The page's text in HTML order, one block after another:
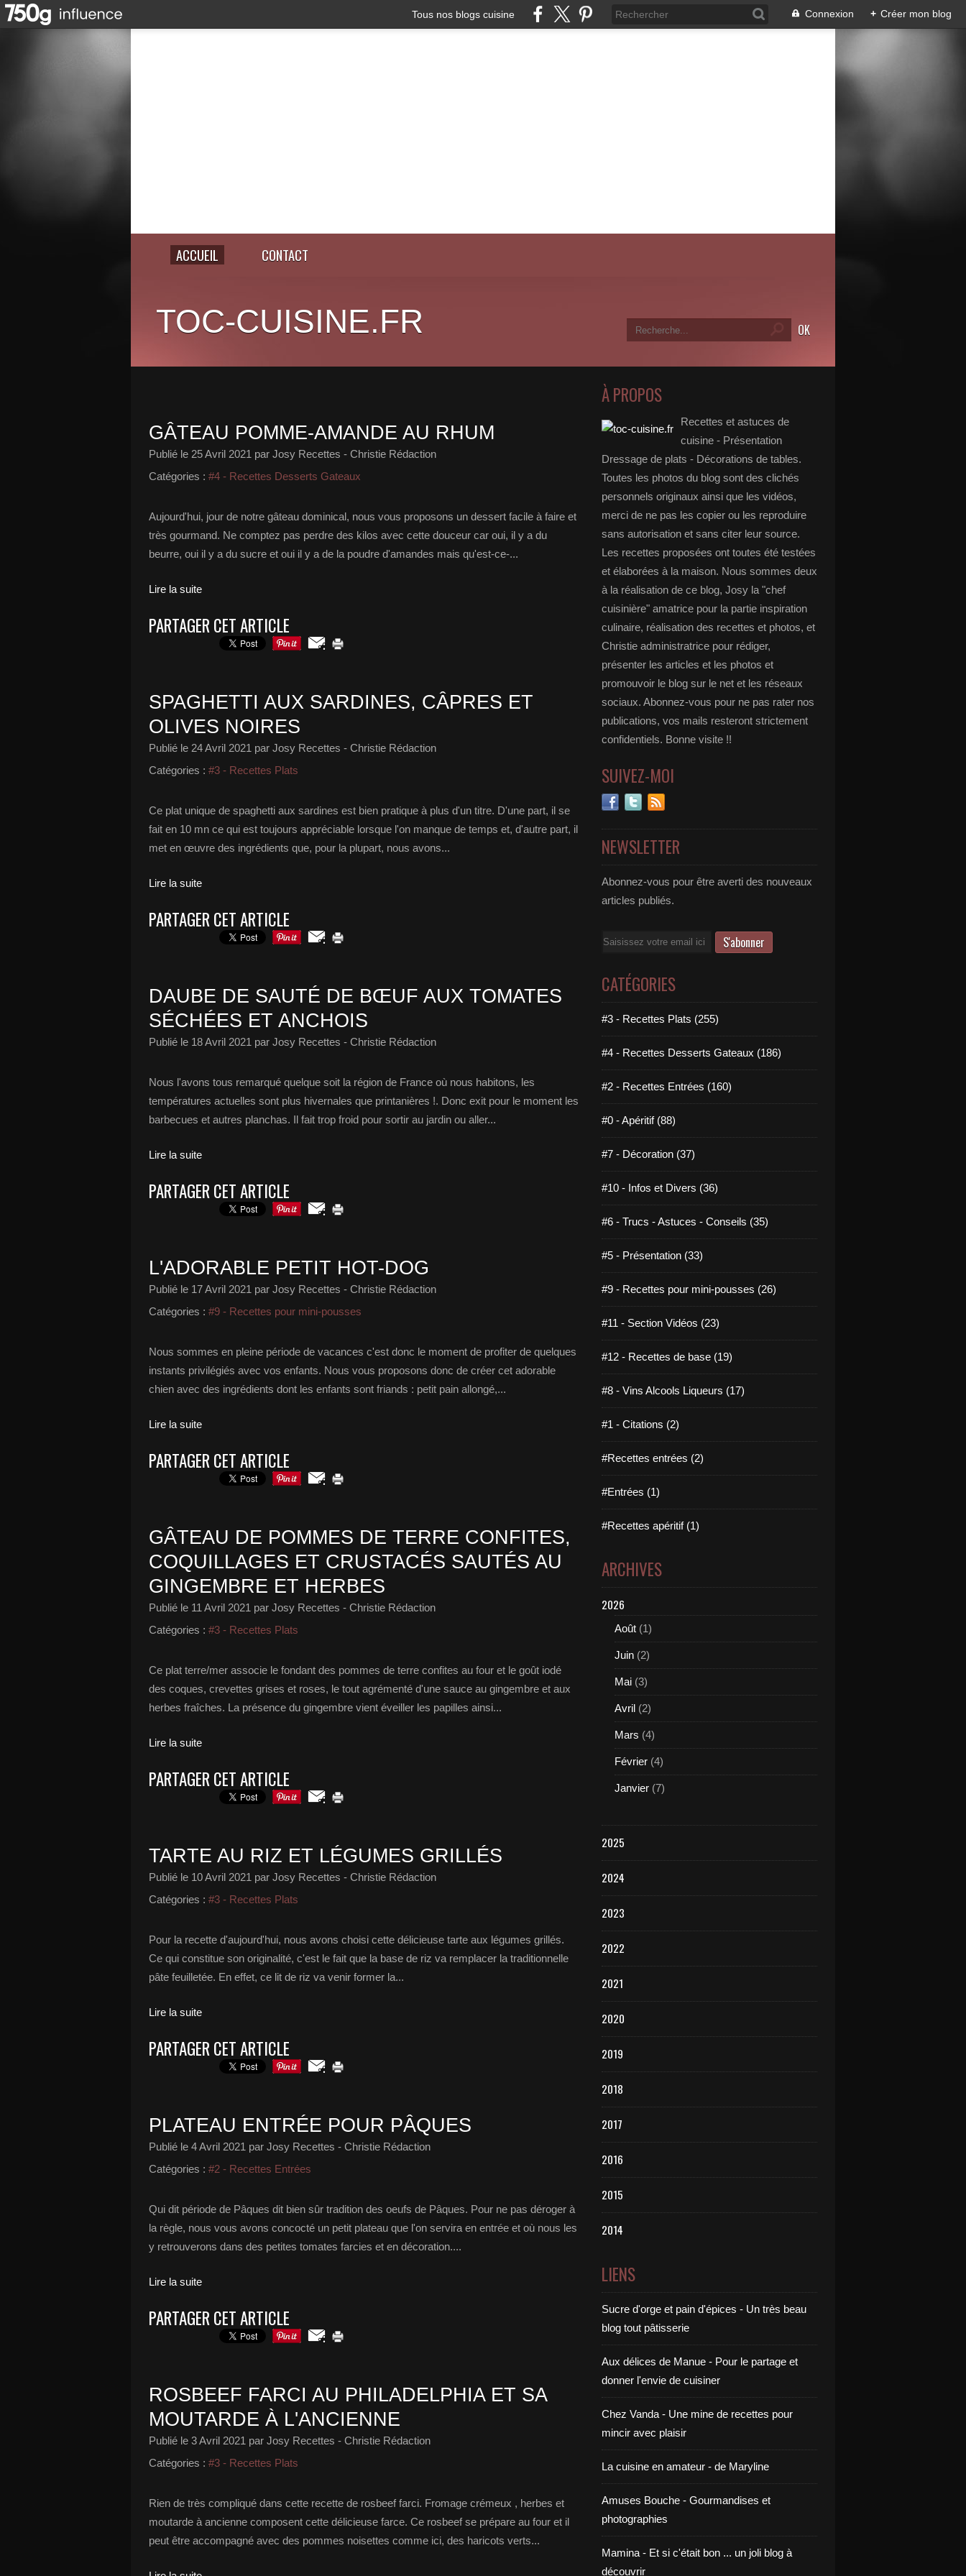
Tous nos blogs cuisine Connexion + Créer mon blog
ACCUEIL CONTACT
TOC-CUISINE.FR
GÂTEAU POMME-AMANDE AU RHUM
Publié le 25 Avril 2021 par Josy Recettes - Christie Rédaction
Catégories : #4 - Recettes Desserts Gateaux
Aujourd'hui, jour de notre gâteau dominical, nous vous proposons un dessert facile à faire et
très gourmand. Ne comptez pas perdre des kilos avec cette douceur car oui, il y a du
beurre, oui il y a du sucre et oui il y a de la poudre d'amandes mais qu'est-ce-...
Lire la suite
PARTAGER CET ARTICLE
SPAGHETTI AUX SARDINES, CÂPRES ET
OLIVES NOIRES
Publié le 24 Avril 2021 par Josy Recettes - Christie Rédaction
Catégories : #3 - Recettes Plats
Ce plat unique de spaghetti aux sardines est bien pratique à plus d'un titre. D'une part, il se
fait en 10 mn ce qui est toujours appréciable lorsque l'on manque de temps et, d'autre part, il
met en œuvre des ingrédients que, pour la plupart, nous avons...
Lire la suite
PARTAGER CET ARTICLE
DAUBE DE SAUTÉ DE BŒUF AUX TOMATES
SÉCHÉES ET ANCHOIS
Publié le 18 Avril 2021 par Josy Recettes - Christie Rédaction
Nous l'avons tous remarqué quelque soit la région de France où nous habitons, les
températures actuelles sont plus hivernales que printanières !. Donc exit pour le moment les
barbecues et autres planchas. Il fait trop froid pour sortir au jardin ou aller...
Lire la suite
PARTAGER CET ARTICLE
L'ADORABLE PETIT HOT-DOG
Publié le 17 Avril 2021 par Josy Recettes - Christie Rédaction
Catégories : #9 - Recettes pour mini-pousses
Nous sommes en pleine période de vacances c'est donc le moment de profiter de quelques
instants privilégiés avec vos enfants. Nous vous proposons donc de créer cet adorable
chien avec des ingrédients dont les enfants sont friands : petit pain allongé,...
Lire la suite
PARTAGER CET ARTICLE
GÂTEAU DE POMMES DE TERRE CONFITES,
COQUILLAGES ET CRUSTACÉS SAUTÉS AU
GINGEMBRE ET HERBES
Publié le 11 Avril 2021 par Josy Recettes - Christie Rédaction
Catégories : #3 - Recettes Plats
Ce plat terre/mer associe le fondant des pommes de terre confites au four et le goût iodé
des coques, crevettes grises et roses, le tout agrémenté d'une sauce au gingembre et aux
herbes fraîches. La présence du gingembre vient éveiller les papilles ainsi...
Lire la suite
PARTAGER CET ARTICLE
TARTE AU RIZ ET LÉGUMES GRILLÉS
Publié le 10 Avril 2021 par Josy Recettes - Christie Rédaction
Catégories : #3 - Recettes Plats
Pour la recette d'aujourd'hui, nous avons choisi cette délicieuse tarte aux légumes grillés.
Ce qui constitue son originalité, c'est le fait que la base de riz va remplacer la traditionnelle
pâte feuilletée. En effet, ce lit de riz va venir former la...
Lire la suite
PARTAGER CET ARTICLE
PLATEAU ENTRÉE POUR PÂQUES
Publié le 4 Avril 2021 par Josy Recettes - Christie Rédaction
Catégories : #2 - Recettes Entrées
Qui dit période de Pâques dit bien sûr tradition des oeufs de Pâques. Pour ne pas déroger à
la règle, nous vous avons concocté un petit plateau que l'on servira en entrée et où nous les
y retrouverons dans des petites tomates farcies et en décoration....
Lire la suite
PARTAGER CET ARTICLE
ROSBEEF FARCI AU PHILADELPHIA ET SA
MOUTARDE À L'ANCIENNE
Publié le 3 Avril 2021 par Josy Recettes - Christie Rédaction
Catégories : #3 - Recettes Plats
Rien de très compliqué dans cette recette de rosbeef farci. Fromage crémeux , herbes et
moutarde à ancienne composent cette délicieuse farce. Ce rosbeef se prépare au four et il
peut être accompagné avec des pommes noisettes comme ici, des haricots verts...
À PROPOS
Recettes et astuces de
cuisine - Présentation
Dressage de plats - Décorations de tables.
Toutes les photos du blog sont des clichés
personnels originaux ainsi que les vidéos,
merci de ne pas les copier ou les reproduire
sans autorisation et sans citer leur source.
Les recettes proposées ont toutes été testées
et élaborées à la maison. Nous sommes deux
à la réalisation de ce blog, Josy la "chef
cuisinière" amatrice pour la partie inspiration
culinaire, réalisation des recettes et photos, et
Christie administratrice pour rédiger,
présenter les articles et les photos et
promouvoir le blog sur le net et les réseaux
sociaux. Abonnez-vous pour ne pas rater nos
publications, vos mails resteront strictement
confidentiels. Bonne visite !!
SUIVEZ-MOI
NEWSLETTER
Abonnez-vous pour être averti des nouveaux
articles publiés.
Email
CATÉGORIES
#3 - Recettes Plats (255)
#4 - Recettes Desserts Gateaux (186)
#2 - Recettes Entrées (160)
#0 - Apéritif (88)
#7 - Décoration (37)
#10 - Infos et Divers (36)
#6 - Trucs - Astuces - Conseils (35)
#5 - Présentation (33)
#9 - Recettes pour mini-pousses (26)
#11 - Section Vidéos (23)
#12 - Recettes de base (19)
#8 - Vins Alcools Liqueurs (17)
#1 - Citations (2)
#Recettes entrées (2)
#Entrées (1)
#Recettes apéritif (1)
ARCHIVES
2026
Août (1)
Juin (2)
Mai (3)
Avril (2)
Mars (4)
Février (4)
Janvier (7)
2025
2024
2023
2022
2021
2020
2019
2018
2017
2016
2015
2014
LIENS
Sucre d'orge et pain d'épices - Un très beau
blog tout pâtisserie
Aux délices de Manue - Pour le partage et
donner l'envie de cuisiner
Chez Vanda - Une mine de recettes pour
mincir avec plaisir
La cuisine en amateur - de Maryline
Amuses Bouche - Gourmandises et
photographies
Mamina - Et si c'était bon ... un joli blog à
découvrir